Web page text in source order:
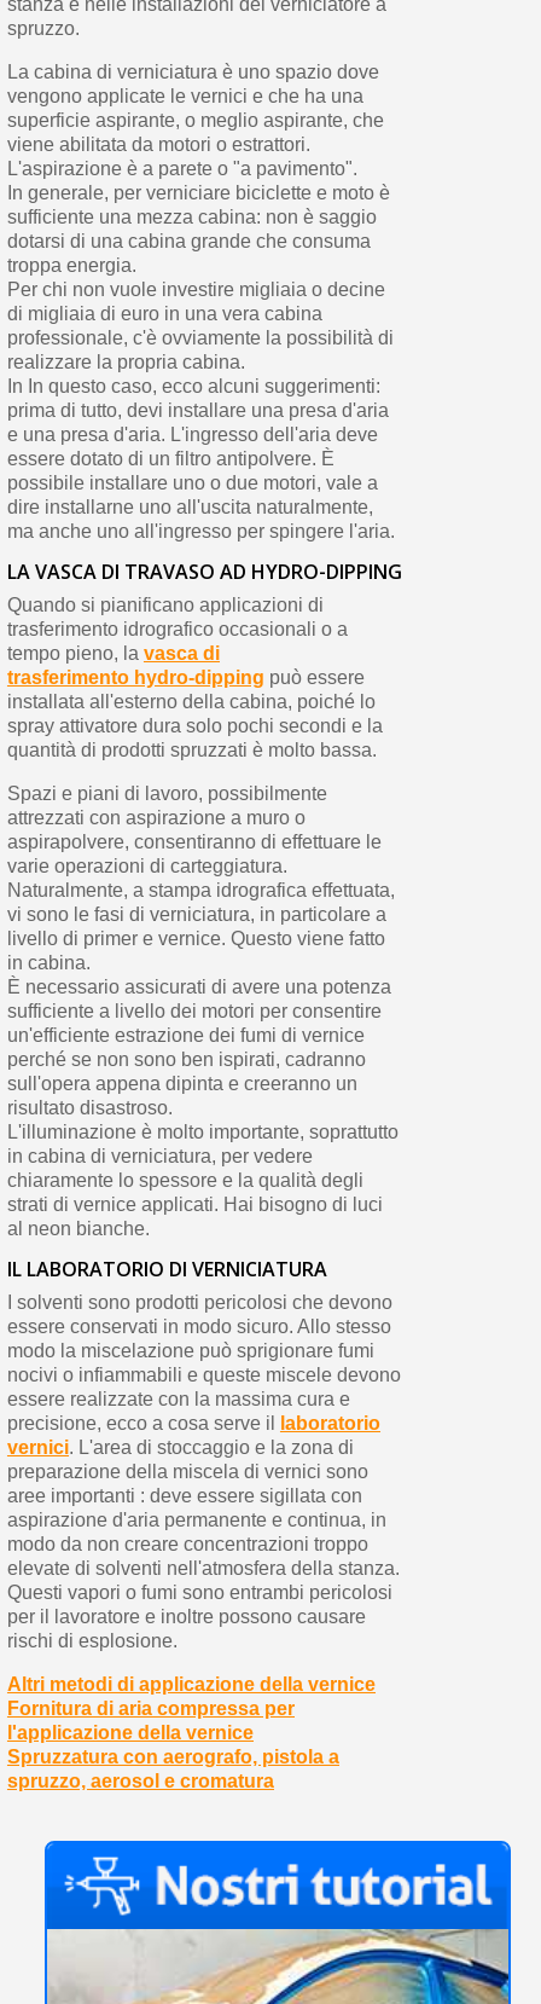
stanza e nelle installazioni del verniciatore a
spruzzo.
La cabina di verniciatura è uno spazio dove
vengono applicate le vernici e che ha una
superficie aspirante, o meglio aspirante, che
viene abilitata da motori o estrattori.
L'aspirazione è a parete o "a pavimento".
In generale, per verniciare biciclette e moto è
sufficiente una mezza cabina: non è saggio
dotarsi di una cabina grande che consuma
troppa energia.
Per chi non vuole investire migliaia o decine
di migliaia di euro in una vera cabina
professionale, c'è ovviamente la possibilità di
realizzare la propria cabina.
In In questo caso, ecco alcuni suggerimenti:
prima di tutto, devi installare una presa d'aria
e una presa d'aria. L'ingresso dell'aria deve
essere dotato di un filtro antipolvere. È
possibile installare uno o due motori, vale a
dire installarne uno all'uscita naturalmente,
ma anche uno all'ingresso per spingere l'aria.
LA VASCA DI TRAVASO AD HYDRO-DIPPING
Quando si pianificano applicazioni di
trasferimento idrografico occasionali o a
tempo pieno, la vasca di
trasferimento hydro-dipping può essere
installata all'esterno della cabina, poiché lo
spray attivatore dura solo pochi secondi e la
quantità di prodotti spruzzati è molto bassa.
Spazi e piani di lavoro, possibilmente
attrezzati con aspirazione a muro o
aspirapolvere, consentiranno di effettuare le
varie operazioni di carteggiatura.
Naturalmente, a stampa idrografica effettuata,
vi sono le fasi di verniciatura, in particolare a
livello di primer e vernice. Questo viene fatto
in cabina.
È necessario assicurati di avere una potenza
sufficiente a livello dei motori per consentire
un'efficiente estrazione dei fumi di vernice
perché se non sono ben ispirati, cadranno
sull'opera appena dipinta e creeranno un
risultato disastroso.
L'illuminazione è molto importante, soprattutto
in cabina di verniciatura, per vedere
chiaramente lo spessore e la qualità degli
strati di vernice applicati. Hai bisogno di luci
al neon bianche.
IL LABORATORIO DI VERNICIATURA
I solventi sono prodotti pericolosi che devono
essere conservati in modo sicuro. Allo stesso
modo la miscelazione può sprigionare fumi
nocivi o infiammabili e queste miscele devono
essere realizzate con la massima cura e
precisione, ecco a cosa serve il
laboratorio
vernici. L'area di stoccaggio e la zona di
preparazione della miscela di vernici sono
aree importanti : deve essere sigillata con
aspirazione d'aria permanente e continua, in
modo da non creare concentrazioni troppo
elevate di solventi nell'atmosfera della stanza.
Questi vapori o fumi sono entrambi pericolosi
per il lavoratore e inoltre possono causare
rischi di esplosione.
Altri metodi di applicazione della vernice
Fornitura di aria compressa per
l'applicazione della vernice
Spruzzatura con aerografo, pistola a
spruzzo, aerosol e cromatura